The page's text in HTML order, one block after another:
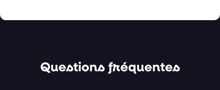
Questions fréquentes